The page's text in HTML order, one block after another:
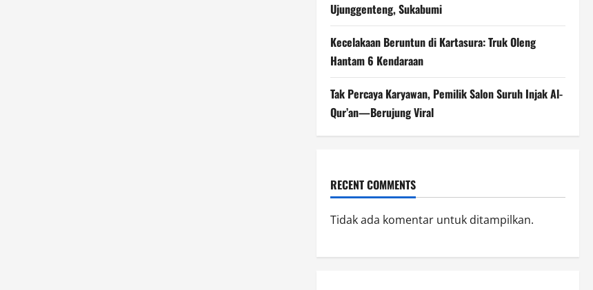
Ujunggenteng, Sukabumi
Kecelakaan Beruntun di Kartasura: Truk Oleng
Hantam 6 Kendaraan
Tak Percaya Karyawan, Pemilik Salon Suruh Injak Al-
Qur’an—Berujung Viral
RECENT COMMENTS
Tidak ada komentar untuk ditampilkan.